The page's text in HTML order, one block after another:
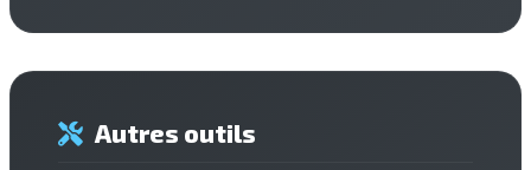
Autres outils